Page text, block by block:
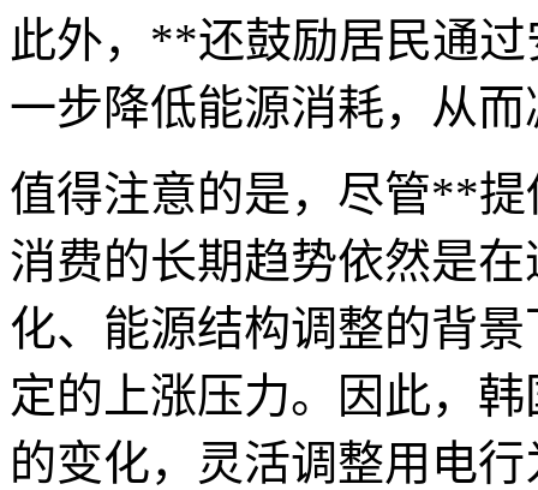
此外，**还鼓励居民通
一步降低能源消耗，从
值得注意的是，尽管**
消费的长期趋势依然是
化、能源结构调整的背
定的上涨压力。因此，
的变化，灵活调整用电